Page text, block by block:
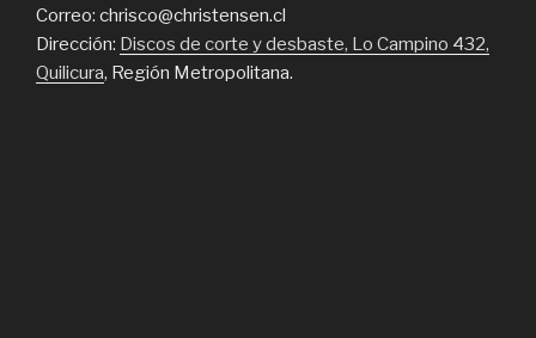
Correo: chrisco@christensen.cl
Dirección: Discos de corte y desbaste, Lo Campino 432,
Quilicura, Región Metropolitana.